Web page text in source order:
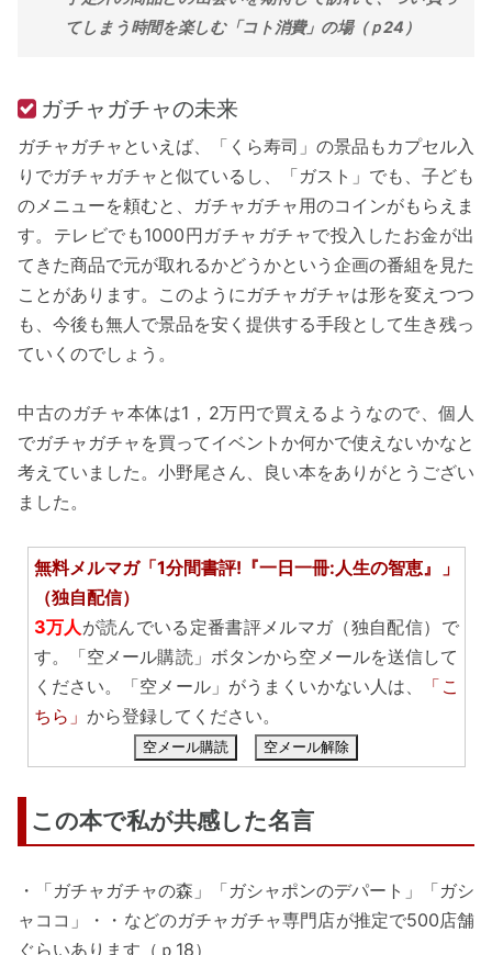
てしまう時間を楽しむ「コト消費」の場（ｐ24）
ガチャガチャの未来
ガチャガチャといえば、「くら寿司」の景品もカプセル入
りでガチャガチャと似ているし、「ガスト」でも、子ども
のメニューを頼むと、ガチャガチャ用のコインがもらえま
す。テレビでも1000円ガチャガチャで投入したお金が出
てきた商品で元が取れるかどうかという企画の番組を見た
ことがあります。このようにガチャガチャは形を変えつつ
も、今後も無人で景品を安く提供する手段として生き残っ
ていくのでしょう。
中古のガチャ本体は1，2万円で買えるようなので、個人
でガチャガチャを買ってイベントか何かで使えないかなと
考えていました。小野尾さん、良い本をありがとうござい
ました。
無料メルマガ「1分間書評!『一日一冊:人生の智恵』」
（独自配信）
3万人 が読んでいる定番書評メルマガ（独自配信）で
す。「空メール購読」ボタンから空メールを送信して
ください。「空メール」がうまくいかない人は、
「こ
ちら」 から登録してください。
空メール購読 空メール解除
この本で私が共感した名言
・「ガチャガチャの森」「ガシャポンのデパート」「ガシ
ャココ」・・などのガチャガチャ専門店が推定で500店舗
ぐらいあります（ｐ18）